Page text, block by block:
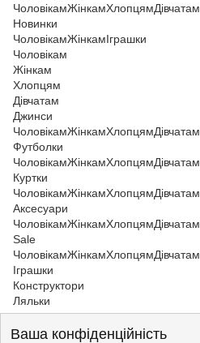
ЧоловікамЖінкамХлопцямДівчатам
Новинки
ЧоловікамЖінкамІграшки
Чоловікам
Жінкам
Хлопцям
Дівчатам
Джинси
ЧоловікамЖінкамХлопцямДівчатам
Футболки
ЧоловікамЖінкамХлопцямДівчатам
Куртки
ЧоловікамЖінкамХлопцямДівчатам
Аксесуари
ЧоловікамЖінкамХлопцямДівчатам
Sale
ЧоловікамЖінкамХлопцямДівчатам
Іграшки
Конструктори
Ляльки
Ваша конфіденційність
Хлопцям>Хлопцям Losan
Хлопцям>Хлопцям Losan